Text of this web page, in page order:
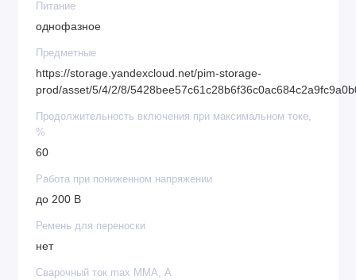
Питание
однофазное
Предметные
https://storage.yandexcloud.net/pim-storage-
prod/asset/5/4/2/8/
Продолжительность включения при максимальном токе,
%
60
Работа при пониженном напряжении
до 200 В
Ремень для переноски
нет
Сварочный ток max MMA, А